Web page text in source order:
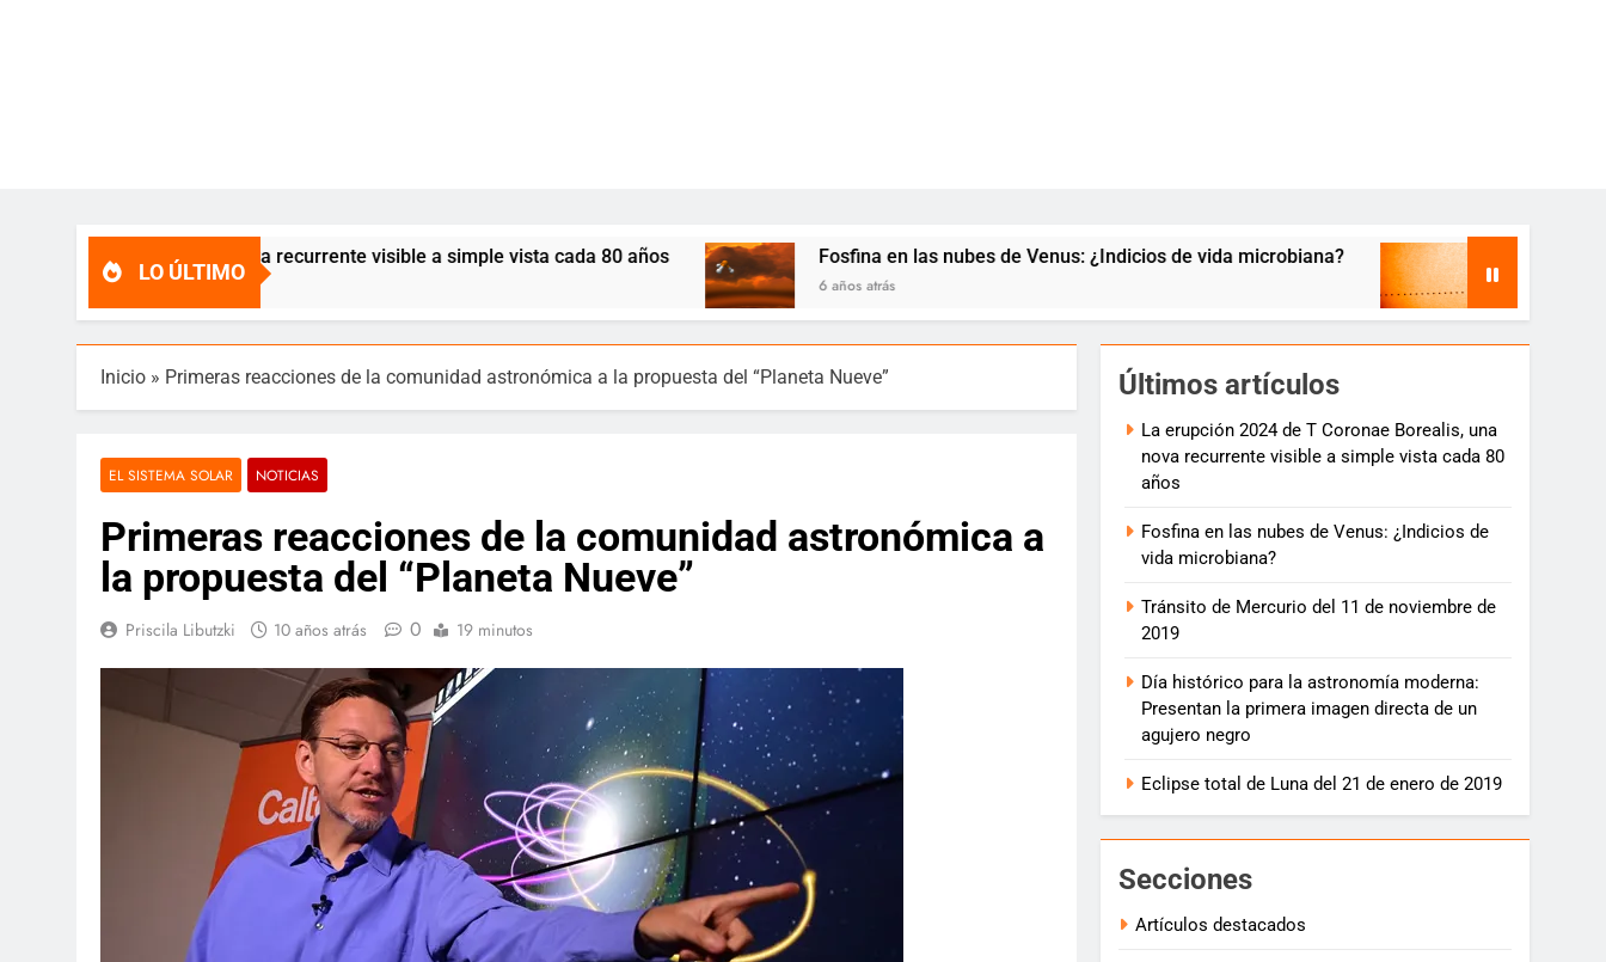
LO ÚLTIMO
una nova recurrente visible a simple vista cada 80 años Fosfina en las nubes de Venus: ¿Indicios de vida microbiana?
6 años atrás
Tránsito de Mercurio del
7 años atrás
Inicio » Primeras reacciones de la comunidad astronómica a la propuesta del “Planeta Nueve”
EL SISTEMA SOLAR NOTICIAS
Primeras reacciones de la comunidad astronómica a
la propuesta del “Planeta Nueve”
Priscila Libutzki 10 años atrás 0 19 minutos
Últimos artículos
La erupción 2024 de T Coronae Borealis, una
nova recurrente visible a simple vista cada 80
años
Fosfina en las nubes de Venus: ¿Indicios de
vida microbiana?
Tránsito de Mercurio del 11 de noviembre de
2019
Día histórico para la astronomía moderna:
Presentan la primera imagen directa de un
agujero negro
Eclipse total de Luna del 21 de enero de 2019
Secciones
Artículos destacados